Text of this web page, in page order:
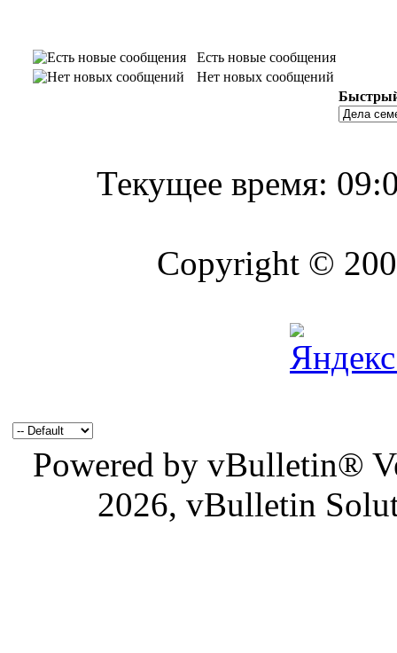
Есть новые сообщения
Нет новых сообщений
Текущее время:
Copyright ©
Powered by vBulletin®
2026, vBulletin